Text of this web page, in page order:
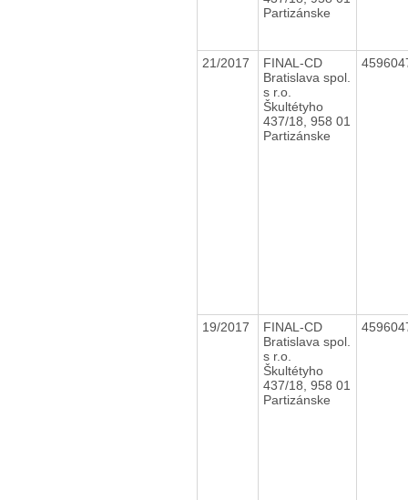
Partizánske
21/2017
FINAL-CD
Bratislava spol.
s r.o.
Škultétyho
437/18, 958 01
Partizánske
19/2017
FINAL-CD
Bratislava spol.
s r.o.
Škultétyho
437/18, 958 01
Partizánske